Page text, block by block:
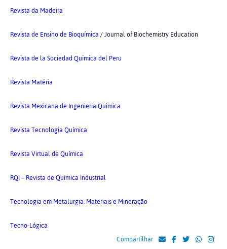
Revista da Madeira
Revista de Ensino de Bioquímica/ Journal of Biochemistry Education
Revista de la Sociedad Quimica del Peru
Revista Matéria
Revista Mexicana de Ingenieria Quimica
Revista Tecnologia Química
Revista Virtual de Química
RQI – Revista de Química Industrial
Tecnologia em Metalurgia, Materiais e Mineração
Tecno-Lógica
Compartilhar